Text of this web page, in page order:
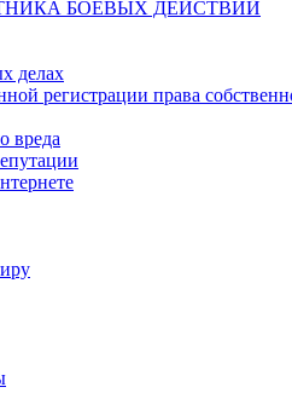
БОЕВЫХ ДЕЙСТВИЙ
делах
регистрации права
вреда